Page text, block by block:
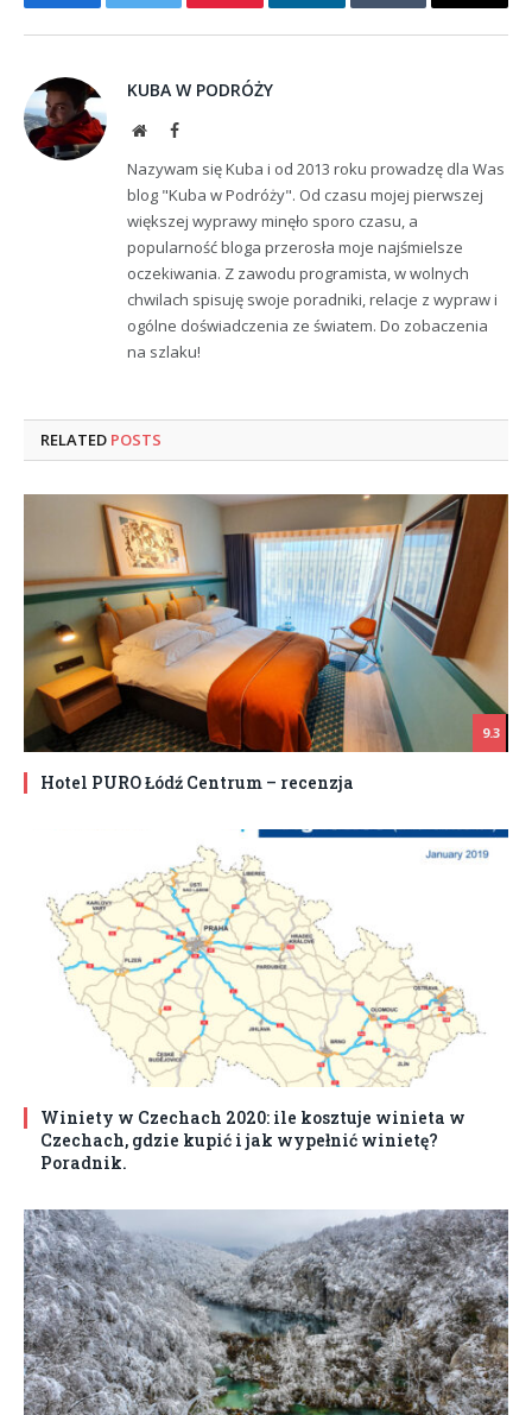
FacebookTwitter Pinterest LinkedInTumblr Email
KUBA W PODRÓŻY
WebsiteFacebook
Nazywam się Kuba i od 2013 roku prowadzę dla Was
blog "Kuba w Podróży". Od czasu mojej pierwszej
większej wyprawy minęło sporo czasu, a
popularność bloga przerosła moje najśmielsze
oczekiwania. Z zawodu programista, w wolnych
chwilach spisuję swoje poradniki, relacje z wypraw i
ogólne doświadczenia ze światem. Do zobaczenia
na szlaku!
RELATED POSTS
9.3
Hotel PURO Łódź Centrum – recenzja
Winiety w Czechach 2020: ile kosztuje winieta w
Czechach, gdzie kupić i jak wypełnić winietę?
Poradnik.